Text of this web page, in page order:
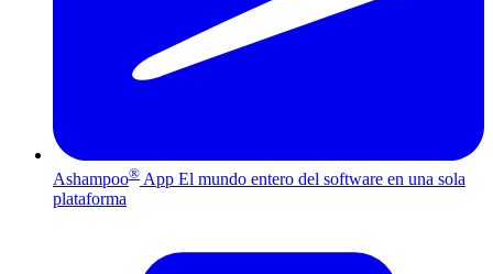
Ashampoo® App El mundo entero del software en una sola
plataforma